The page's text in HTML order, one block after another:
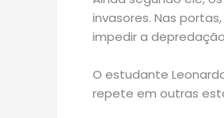
invasores. Nas
impedir a
O estudante
repete em outras